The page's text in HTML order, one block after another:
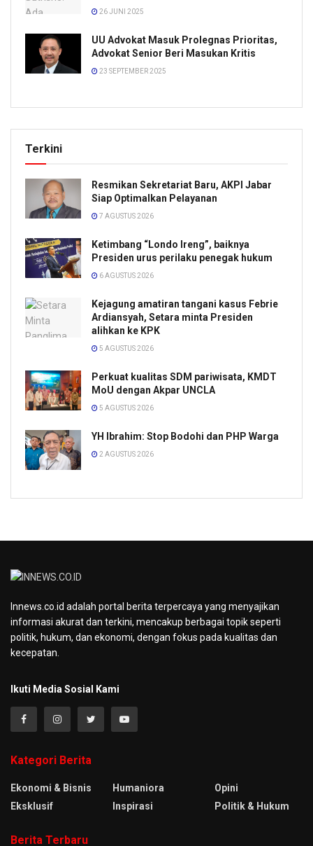
26 JUNI 2025
UU Advokat Masuk Prolegnas Prioritas,
Advokat Senior Beri Masukan Kritis
23 SEPTEMBER 2025
Terkini
Resmikan Sekretariat Baru, AKPI Jabar
Siap Optimalkan Pelayanan
7 AGUSTUS 2026
Ketimbang “Londo Ireng”, baiknya
Presiden urus perilaku penegak hukum
6 AGUSTUS 2026
Kejagung amatiran tangani kasus Febrie
Ardiansyah, Setara minta Presiden
alihkan ke KPK
5 AGUSTUS 2026
Perkuat kualitas SDM pariwisata, KMDT
MoU dengan Akpar UNCLA
5 AGUSTUS 2026
YH Ibrahim: Stop Bodohi dan PHP Warga
2 AGUSTUS 2026
Innews.co.id adalah portal berita terpercaya yang menyajikan
informasi akurat dan terkini, mencakup berbagai topik seperti
politik, hukum, dan ekonomi, dengan fokus pada kualitas dan
kecepatan.
Ikuti Media Sosial Kami
Kategori Berita
Ekonomi & Bisnis
Eksklusif
Humaniora
Inspirasi
Opini
Politik & Hukum
Berita Terbaru